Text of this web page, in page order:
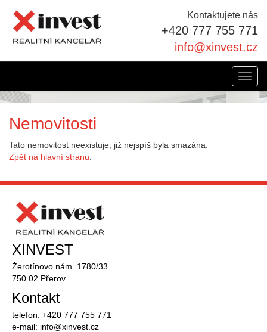
Kontaktujete nás
+420 777 755 771
info@xinvest.cz
Nemovitosti
Tato nemovitost neexistuje, již nejspíš byla smazána.
Zpět na hlavní stranu
XINVEST
Žerotínovo nám. 1780/33
750 02 Přerov
Kontakt
telefon: +420 777 755 771
e-mail: info@xinvest.cz